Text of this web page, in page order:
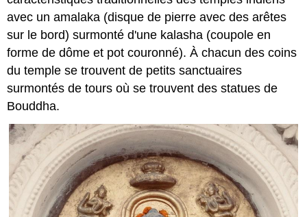
avec un amalaka (disque de pierre avec des arêtes
sur le bord) surmonté d'une kalasha (coupole en
forme de dôme et pot couronné). À chacun des coins
du temple se trouvent de petits sanctuaires
surmontés de tours où se trouvent des statues de
Bouddha.